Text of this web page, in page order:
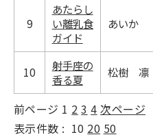
9
あたらし
い離乳食
ガイド
あいか
10
射手座の
香る夏
松樹 凛
前ページ 1 2 3 4 次ページ
10 20 50